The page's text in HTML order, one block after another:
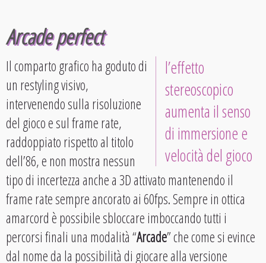
Arcade perfect
l’effetto
stereoscopico
aumenta il senso
di immersione e
velocità del gioco
Il comparto grafico ha goduto di
un restyling visivo,
intervenendo sulla risoluzione
del gioco e sul frame rate,
raddoppiato rispetto al titolo
dell’86, e non mostra nessun
tipo di incertezza anche a 3D attivato mantenendo il
frame rate sempre ancorato ai 60fps. Sempre in ottica
amarcord è possibile sbloccare imboccando tutti i
percorsi finali una modalità “Arcade” che come si evince
dal nome da la possibilità di giocare alla versione